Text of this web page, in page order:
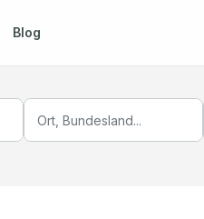
Blog